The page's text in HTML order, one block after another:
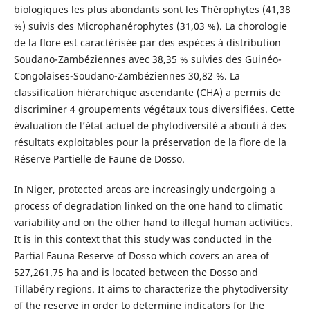
biologiques les plus abondants sont les Thérophytes (41,38
%) suivis des Microphanérophytes (31,03 %). La chorologie
de la flore est caractérisée par des espèces à distribution
Soudano-Zambéziennes avec 38,35 % suivies des Guinéo-
Congolaises-Soudano-Zambéziennes 30,82 %. La
classification hiérarchique ascendante (CHA) a permis de
discriminer 4 groupements végétaux tous diversifiées. Cette
évaluation de l’état actuel de phytodiversité a abouti à des
résultats exploitables pour la préservation de la flore de la
Réserve Partielle de Faune de Dosso.
In Niger, protected areas are increasingly undergoing a
process of degradation linked on the one hand to climatic
variability and on the other hand to illegal human activities.
It is in this context that this study was conducted in the
Partial Fauna Reserve of Dosso which covers an area of
527,261.75 ha and is located between the Dosso and
Tillabéry regions. It aims to characterize the phytodiversity
of the reserve in order to determine indicators for the